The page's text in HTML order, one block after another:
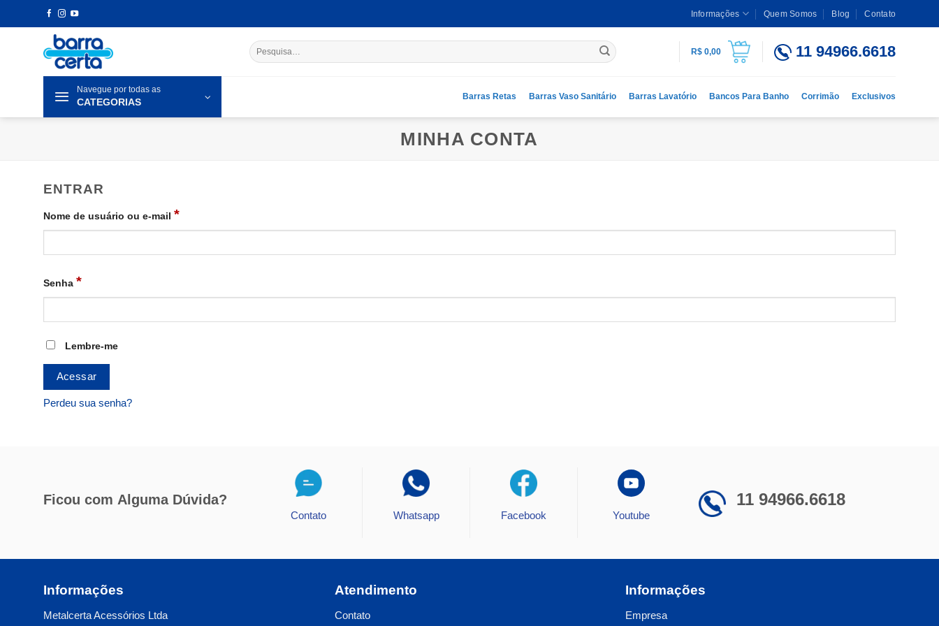
Informações Quem Somos Blog Contato
Pesquisar
por:
R$ 0,00 11 94966.6618
Navegue por todas as
CATEGORIAS
Barras Retas Barras Vaso Sanitário Barras Lavatório Bancos Para Banho Corrimão Exclusivos
MINHA CONTA
ENTRAR
Nome de usuário ou e-mail *
Senha *
Lembre-me
Acessar
Perdeu sua senha?
Ficou com Alguma Dúvida?
Contato Whatsapp Facebook Youtube
11 94966.6618
Informações
Metalcerta Acessórios Ltda
Atendimento
Contato
Informações
Empresa